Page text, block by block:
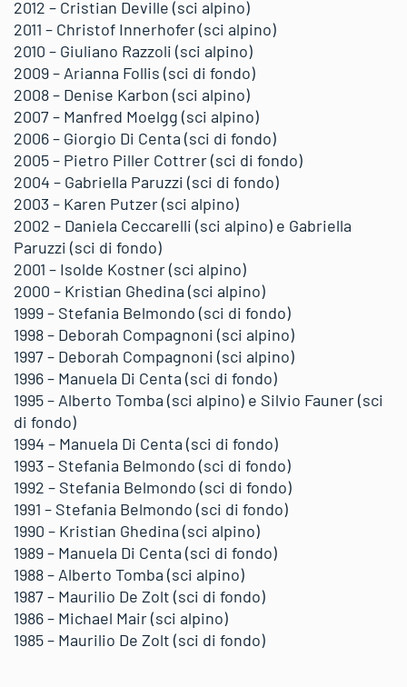
2012 – Cristian Deville (sci alpino)
2011 – Christof Innerhofer (sci alpino)
2010 – Giuliano Razzoli (sci alpino)
2009 – Arianna Follis (sci di fondo)
2008 – Denise Karbon (sci alpino)
2007 – Manfred Moelgg (sci alpino)
2006 – Giorgio Di Centa (sci di fondo)
2005 – Pietro Piller Cottrer (sci di fondo)
2004 – Gabriella Paruzzi (sci di fondo)
2003 – Karen Putzer (sci alpino)
2002 – Daniela Ceccarelli (sci alpino) e Gabriella
Paruzzi (sci di fondo)
2001 – Isolde Kostner (sci alpino)
2000 – Kristian Ghedina (sci alpino)
1999 – Stefania Belmondo (sci di fondo)
1998 – Deborah Compagnoni (sci alpino)
1997 – Deborah Compagnoni (sci alpino)
1996 – Manuela Di Centa (sci di fondo)
1995 – Alberto Tomba (sci alpino) e Silvio Fauner (sci
di fondo)
1994 – Manuela Di Centa (sci di fondo)
1993 – Stefania Belmondo (sci di fondo)
1992 – Stefania Belmondo (sci di fondo)
1991 – Stefania Belmondo (sci di fondo)
1990 – Kristian Ghedina (sci alpino)
1989 – Manuela Di Centa (sci di fondo)
1988 – Alberto Tomba (sci alpino)
1987 – Maurilio De Zolt (sci di fondo)
1986 – Michael Mair (sci alpino)
1985 – Maurilio De Zolt (sci di fondo)